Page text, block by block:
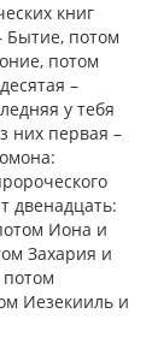
книг
Бытие, потом
потом
–
у тебя
них первая –
двенадцать:
Иона и
Захария и
Иезекииль и